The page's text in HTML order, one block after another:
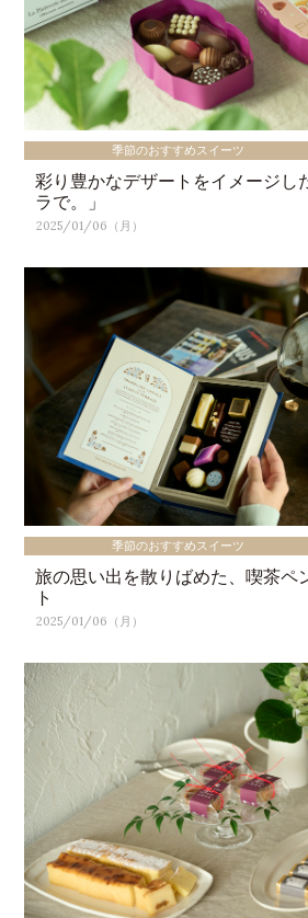
季節のおすすめスイーツ
彩り豊かなデザートをイメージし
ラで。」
2025/01/06（月）
季節のおすすめスイーツ
旅の思い出を散りばめた、喫茶ペ
ト
2025/01/06（月）